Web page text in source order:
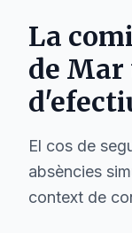
La
de
El cos de
absències
context de